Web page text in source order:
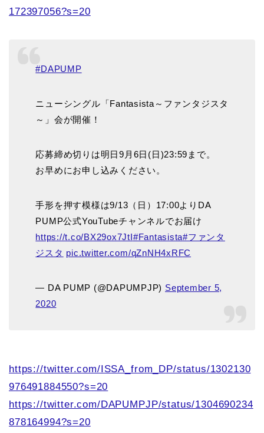
172397056?s=20
#DAPUMP
ニューシングル「Fantasista～ファンタジスタ
～」会が開催！
応募締め切りは明日9月6日(日)23:59まで。
お早めにお申し込みください。
手形を押す模様は9/13（日）17:00よりDA
PUMP公式YouTubeチャンネルでお届け
https://t.co/BX29ox7JtI#Fantasista#ファンタ
ジスタ pic.twitter.com/qZnNH4xRFC
— DA PUMP (@DAPUMPJP) September 5,
2020
https://twitter.com/ISSA_from_DP/status/1302130
976491884550?s=20
https://twitter.com/DAPUMPJP/status/1304690234
878164994?s=20